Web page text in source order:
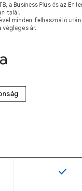
a Business Plus és az
talál.
minden felhasználó
ár.
rendelkezésre
az adott Ez a
check